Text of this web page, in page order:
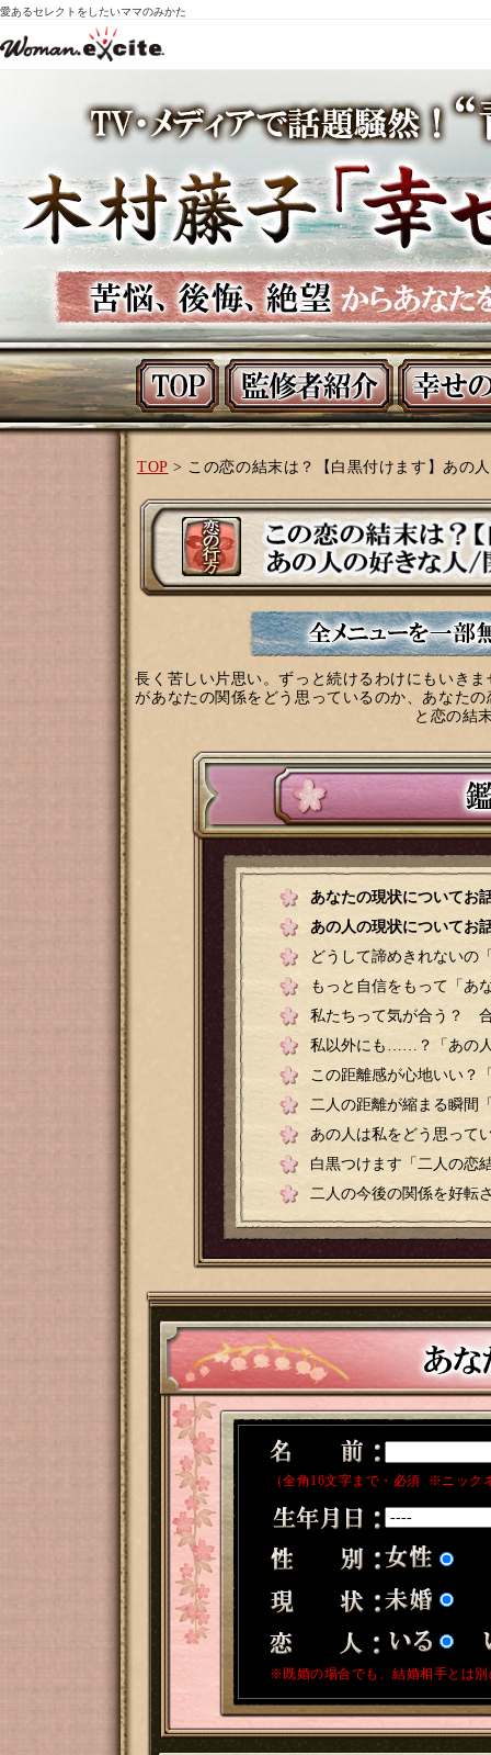
愛あるセレクトをしたいママのみかた
TOP > この恋の結末は？【白黒付けます】あの
長く苦しい片思い。ずっと続けるわけにもいき
があなたの関係をどう思っているのか、あなた
と恋の結
あなたの現状についてお
あの人の現状についてお
どうして諦めきれないの
もっと自信をもって「あ
私たちって気が合う？
私以外にも……？「あの
この距離感が心地いい？
二人の距離が縮まる瞬間
あの人は私をどう思って
白黒つけます「二人の恋
二人の今後の関係を好転
（全角16文字まで・必須 ※ニック
※既婚の場合でも、結婚相手とは